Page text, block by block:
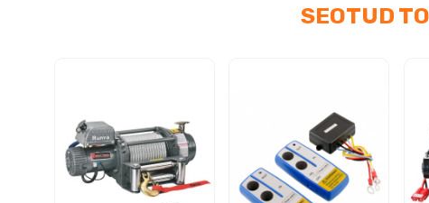
SEOTUD